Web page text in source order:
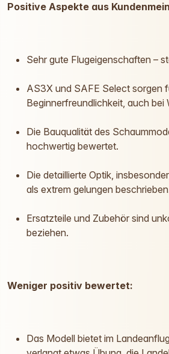
Positive Aspekte aus
Sehr gute Flugeigenschaften –
AS3X und SAFE Select sorgen
Beginnerfreundlichkeit, auch bei
Die Bauqualität des
hochwertig bewertet.
Die detaillierte Optik,
als extrem gelungen
Ersatzteile und Zubehör sind
beziehen.
Weniger positiv bewertet:
Das Modell bietet im